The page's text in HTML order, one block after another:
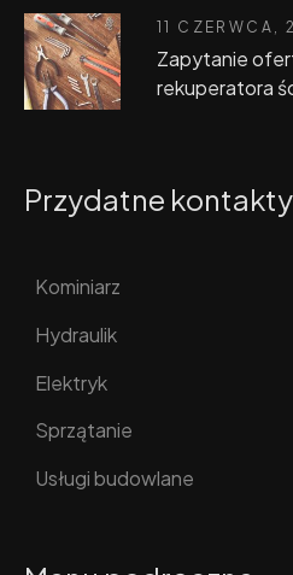
11 CZERWCA,
Zapytanie
rekuperatora
Przydatne kontakty
Kominiarz
Hydraulik
Elektryk
Sprzątanie
Usługi budowlane